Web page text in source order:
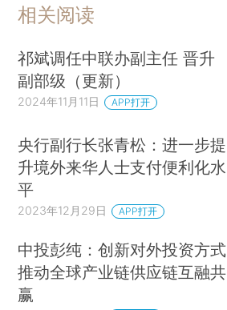
相关阅读
祁斌调任中联办副主任 晋升
副部级（更新）
2024年11月11日 APP打开
央行副行长张青松：进一步提
升境外来华人士支付便利化水
平
2023年12月29日 APP打开
中投彭纯：创新对外投资方式
推动全球产业链供应链互融共
赢